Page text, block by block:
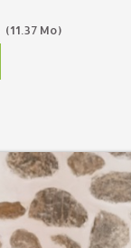
(11.37 Mo)